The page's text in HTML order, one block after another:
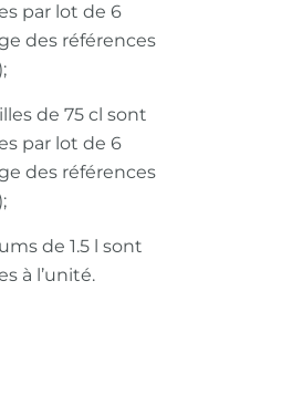
par lot de 6
des références
de 75 cl sont
par lot de 6
des références
de 1.5 l sont
à l’unité.